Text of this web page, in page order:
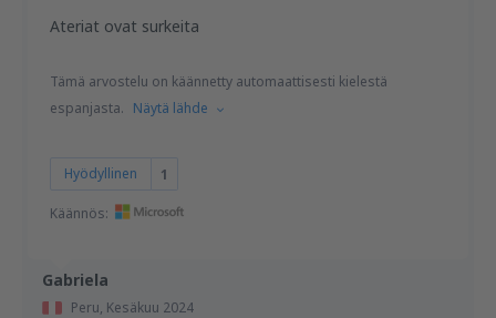
Gabriela
Peru, Kesäkuu 2024
Ateriat ovat surkeita
Tämä arvostelu on käännetty automaattisesti kielestä
espanjasta. Näytä lähde
Hyödyllinen 1
Käännös: